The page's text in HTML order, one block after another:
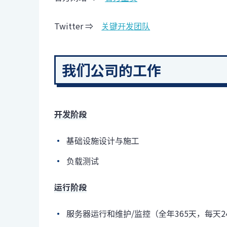
Twitter ⇒ 关键开发团队
我们公司的工作
开发阶段
基础设施设计与施工
负载测试
运行阶段
服务器运行和维护/监控（全年365天，每天